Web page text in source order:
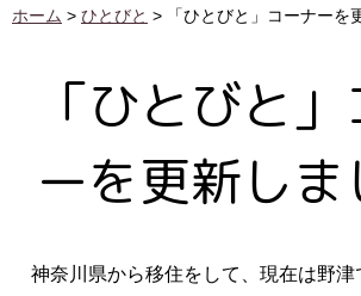
ホーム > ひとびと > 「ひとびと」コーナーを
「ひとびと
ーを更新しま
神奈川県から移住をして、現在は野津